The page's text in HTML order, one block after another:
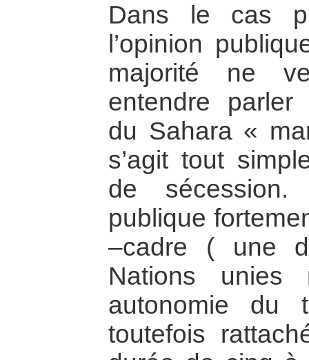
Dans le cas
l’opinion
majorité ne
entendre parler
du Sahara «
s’agit tout
de
publique
–cadre ( une
Nations
autonomie du
toutefois